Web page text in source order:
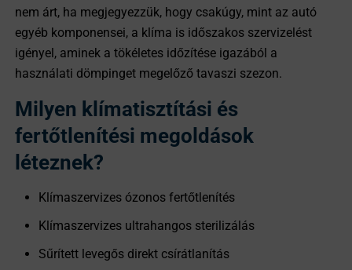
nem árt, ha megjegyezzük, hogy csakúgy, mint az autó
egyéb komponensei, a klíma is időszakos szervizelést
igényel, aminek a tökéletes időzítése igazából a
használati dömpinget megelőző tavaszi szezon.
Milyen klímatisztítási és
fertőtlenítési megoldások
léteznek?
Klímaszervizes ózonos fertőtlenítés
Klímaszervizes ultrahangos sterilizálás
Sűrített levegős direkt csírátlanítás